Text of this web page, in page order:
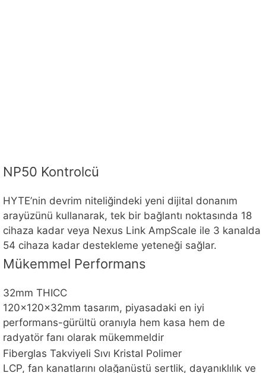
NP50 Kontrolcü
HYTE’nin devrim niteliğindeki yeni dijital donanım
arayüzünü kullanarak, tek bir bağlantı noktasında 18
cihaza kadar veya Nexus Link AmpScale ile 3 kanalda
54 cihaza kadar destekleme yeteneği sağlar.
Mükemmel Performans
32mm THICC
120x120x32mm tasarım, piyasadaki en iyi
performans-gürültü oranıyla hem kasa hem de
radyatör fanı olarak mükemmeldir
Fiberglas Takviyeli Sıvı Kristal Polimer
LCP, fan kanatlarını olağanüstü sertlik, dayanıklılık ve